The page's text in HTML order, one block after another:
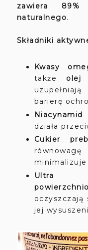
zawiera 89%
naturalnego.
Składniki
Kwasy
także olej
barierę
Niacynamid
działa
Cukier
Ultra
oczyszczają
jej